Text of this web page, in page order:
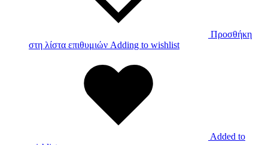
Προσθήκη
στη λίστα επιθυμιών Adding to wishlist
Added to